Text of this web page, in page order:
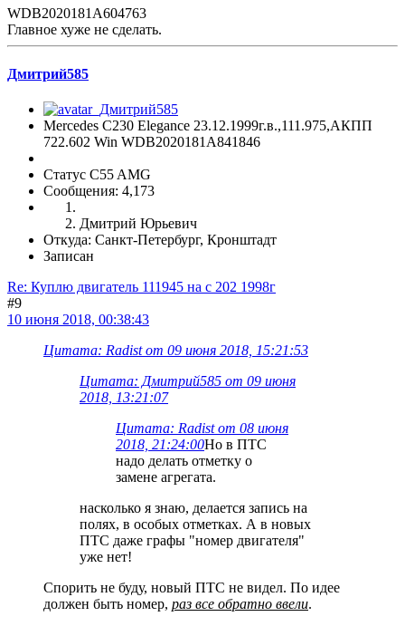
WDB2020181A604763
Главное хуже не сделать.
Дмитрий585
Mercedes C230 Elegance 23.12.1999г.в.,111.975,АКПП
722.602 Win WDB2020181A841846
Статус C55 AMG
Сообщения: 4,173
Дмитрий Юрьевич
Откуда: Санкт-Петербург, Кронштадт
Записан
Re: Куплю двигатель 111945 на с 202 1998г
#9
10 июня 2018, 00:38:43
Цитата: Radist от 09 июня 2018, 15:21:53
Цитата: Дмитрий585 от 09 июня
2018, 13:21:07
Цитата: Radist от 08 июня
2018, 21:24:00Но в ПТС
надо делать отметку о
замене агрегата.
насколько я знаю, делается запись на
полях, в особых отметках. А в новых
ПТС даже графы "номер двигателя"
уже нет!
Спорить не буду, новый ПТС не видел. По идее
должен быть номер, раз все обратно ввели.